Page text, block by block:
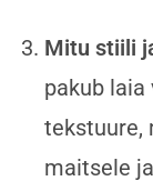
Mitu stiili
pakub
tekstuure,
maitsele